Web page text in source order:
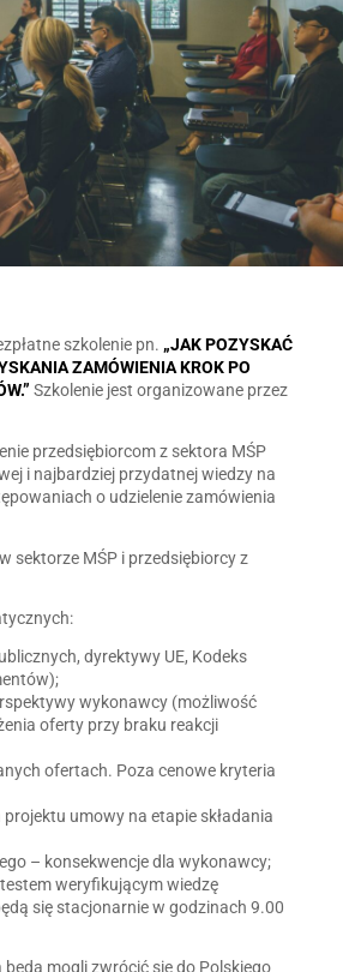
szkolenie pn. „JAK POZYSKAĆ
ZAMÓWIENIA KROK PO
Szkolenie jest organizowane przez
przedsiębiorcom z sektora MŚP
i najbardziej przydatnej wiedzy na
o udzielenie zamówienia
sektorze MŚP i przedsiębiorcy z
dyrektywy UE, Kodeks
wykonawcy (możliwość
oferty przy braku reakcji
ofertach. Poza cenowe kryteria
umowy na etapie składania
– konsekwencje dla wykonawcy;
weryfikującym wiedzę
się stacjonarnie w godzinach 9.00
mogli zwrócić się do Polskiego